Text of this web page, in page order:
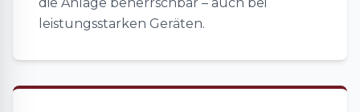
leistungsstarken Geräten.